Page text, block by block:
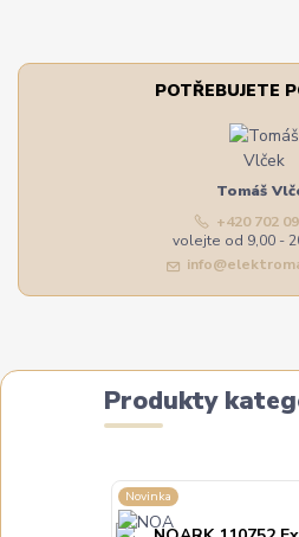
POTŘEBUJETE
Tomáš
+420 702
volejte od 9,00 -
Produkty
Novinka